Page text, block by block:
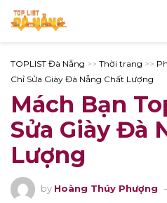
TOPLIST Đà Nẵng >> Thời trang >>
Chỉ Sửa Giày Đà Nẵng Chất Lượng
Mách Bạn
Sửa Giày Đà
Lượng
by Hoàng Thúy Phượng